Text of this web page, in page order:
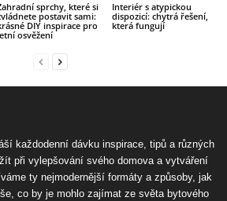
sprchy, které si
postavit sami:
DIY inspirace pro
osvěžení
Interiér s atypickou
dispozicí: chytrá řešení,
která fungují
každodenní dávku inspirace, tipů a různých
při vylepšování svého domova a vytváření
ty nejmodernější formáty a způsoby, jak
co by je mohlo zajímat ze světa bytového